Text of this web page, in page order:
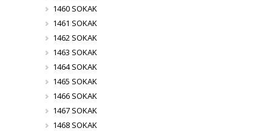
1460 SOKAK
1461 SOKAK
1462 SOKAK
1463 SOKAK
1464 SOKAK
1465 SOKAK
1466 SOKAK
1467 SOKAK
1468 SOKAK